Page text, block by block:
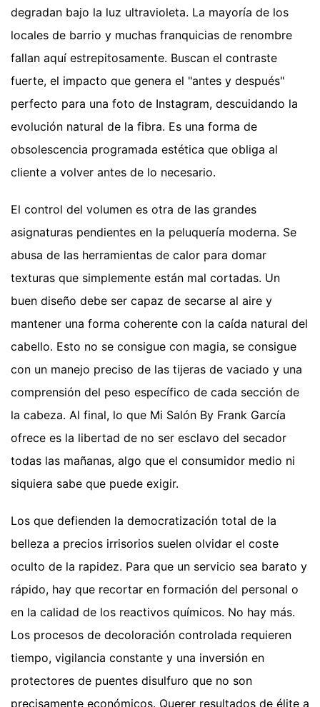
degradan bajo la luz ultravioleta. La mayoría de los
locales de barrio y muchas franquicias de renombre
fallan aquí estrepitosamente. Buscan el contraste
fuerte, el impacto que genera el "antes y después"
perfecto para una foto de Instagram, descuidando la
evolución natural de la fibra. Es una forma de
obsolescencia programada estética que obliga al
cliente a volver antes de lo necesario.
El control del volumen es otra de las grandes
asignaturas pendientes en la peluquería moderna. Se
abusa de las herramientas de calor para domar
texturas que simplemente están mal cortadas. Un
buen diseño debe ser capaz de secarse al aire y
mantener una forma coherente con la caída natural del
cabello. Esto no se consigue con magia, se consigue
con un manejo preciso de las tijeras de vaciado y una
comprensión del peso específico de cada sección de
la cabeza. Al final, lo que Mi Salón By Frank García
ofrece es la libertad de no ser esclavo del secador
todas las mañanas, algo que el consumidor medio ni
siquiera sabe que puede exigir.
Los que defienden la democratización total de la
belleza a precios irrisorios suelen olvidar el coste
oculto de la rapidez. Para que un servicio sea barato y
rápido, hay que recortar en formación del personal o
en la calidad de los reactivos químicos. No hay más.
Los procesos de decoloración controlada requieren
tiempo, vigilancia constante y una inversión en
protectores de puentes disulfuro que no son
precisamente económicos. Querer resultados de élite a